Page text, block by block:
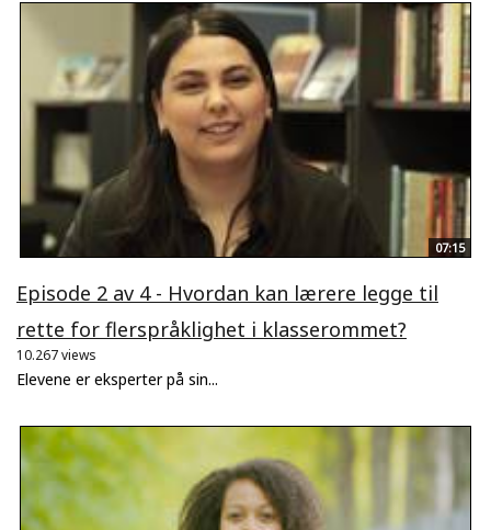
07:15
Episode 2 av 4 - Hvordan kan lærere legge til
rette for flerspråklighet i klasserommet?
10.267 views
Elevene er eksperter på sin...